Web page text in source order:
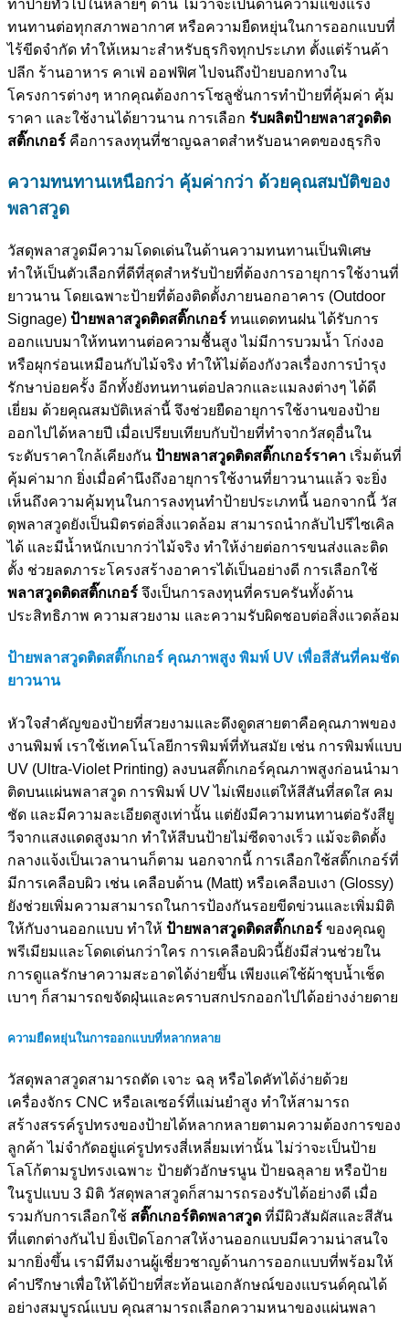
ทำป้ายทั่วไปในหลายๆ ด้าน ไม่ว่าจะเป็นด้านความแข็งแรง
ทนทานต่อทุกสภาพอากาศ หรือความยืดหยุ่นในการออกแบบที่
ไร้ขีดจำกัด ทำให้เหมาะสำหรับธุรกิจทุกประเภท ตั้งแต่ร้านค้า
ปลีก ร้านอาหาร คาเฟ่ ออฟฟิศ ไปจนถึงป้ายบอกทางใน
โครงการต่างๆ หากคุณต้องการโซลูชั่นการทำป้ายที่คุ้มค่า คุ้ม
ราคา และใช้งานได้ยาวนาน การเลือก รับผลิตป้ายพลาสวูดติด
สติ๊กเกอร์ คือการลงทุนที่ชาญฉลาดสำหรับอนาคตของธุรกิจ
ความทนทานเหนือกว่า คุ้มค่ากว่า ด้วยคุณสมบัติของ
พลาสวูด
วัสดุพลาสวูดมีความโดดเด่นในด้านความทนทานเป็นพิเศษ
ทำให้เป็นตัวเลือกที่ดีที่สุดสำหรับป้ายที่ต้องการอายุการใช้งานที่
ยาวนาน โดยเฉพาะป้ายที่ต้องติดตั้งภายนอกอาคาร (Outdoor
Signage) ป้ายพลาสวูดติดสติ๊กเกอร์ ทนแดดทนฝน ได้รับการ
ออกแบบมาให้ทนทานต่อความชื้นสูง ไม่มีการบวมน้ำ โก่งงอ
หรือผุกร่อนเหมือนกับไม้จริง ทำให้ไม่ต้องกังวลเรื่องการบำรุง
รักษาบ่อยครั้ง อีกทั้งยังทนทานต่อปลวกและแมลงต่างๆ ได้ดี
เยี่ยม ด้วยคุณสมบัติเหล่านี้ จึงช่วยยืดอายุการใช้งานของป้าย
ออกไปได้หลายปี เมื่อเปรียบเทียบกับป้ายที่ทำจากวัสดุอื่นใน
ระดับราคาใกล้เคียงกัน ป้ายพลาสวูดติดสติ๊กเกอร์ราคา เริ่มต้นที่
คุ้มค่ามาก ยิ่งเมื่อคำนึงถึงอายุการใช้งานที่ยาวนานแล้ว จะยิ่ง
เห็นถึงความคุ้มทุนในการลงทุนทำป้ายประเภทนี้ นอกจากนี้ วัส
ดุพลาสวูดยังเป็นมิตรต่อสิ่งแวดล้อม สามารถนำกลับไปรีไซเคิล
ได้ และมีน้ำหนักเบากว่าไม้จริง ทำให้ง่ายต่อการขนส่งและติด
ตั้ง ช่วยลดภาระโครงสร้างอาคารได้เป็นอย่างดี การเลือกใช้
พลาสวูดติดสติ๊กเกอร์ จึงเป็นการลงทุนที่ครบครันทั้งด้าน
ประสิทธิภาพ ความสวยงาม และความรับผิดชอบต่อสิ่งแวดล้อม
ป้ายพลาสวูดติดสติ๊กเกอร์ คุณภาพสูง พิมพ์ UV เพื่อสีสันที่คมชัด
ยาวนาน
หัวใจสำคัญของป้ายที่สวยงามและดึงดูดสายตาคือคุณภาพของ
งานพิมพ์ เราใช้เทคโนโลยีการพิมพ์ที่ทันสมัย เช่น การพิมพ์แบบ
UV (Ultra-Violet Printing) ลงบนสติ๊กเกอร์คุณภาพสูงก่อนนำมา
ติดบนแผ่นพลาสวูด การพิมพ์ UV ไม่เพียงแต่ให้สีสันที่สดใส คม
ชัด และมีความละเอียดสูงเท่านั้น แต่ยังมีความทนทานต่อรังสียู
วีจากแสงแดดสูงมาก ทำให้สีบนป้ายไม่ซีดจางเร็ว แม้จะติดตั้ง
กลางแจ้งเป็นเวลานานก็ตาม นอกจากนี้ การเลือกใช้สติ๊กเกอร์ที่
มีการเคลือบผิว เช่น เคลือบด้าน (Matt) หรือเคลือบเงา (Glossy)
ยังช่วยเพิ่มความสามารถในการป้องกันรอยขีดข่วนและเพิ่มมิติ
ให้กับงานออกแบบ ทำให้ ป้ายพลาสวูดติดสติ๊กเกอร์ ของคุณดู
พรีเมียมและโดดเด่นกว่าใคร การเคลือบผิวนี้ยังมีส่วนช่วยใน
การดูแลรักษาความสะอาดได้ง่ายขึ้น เพียงแค่ใช้ผ้าชุบน้ำเช็ด
เบาๆ ก็สามารถขจัดฝุ่นและคราบสกปรกออกไปได้อย่างง่ายดาย
ความยืดหยุ่นในการออกแบบที่หลากหลาย
วัสดุพลาสวูดสามารถตัด เจาะ ฉลุ หรือไดคัทได้ง่ายด้วย
เครื่องจักร CNC หรือเลเซอร์ที่แม่นยำสูง ทำให้สามารถ
สร้างสรรค์รูปทรงของป้ายได้หลากหลายตามความต้องการของ
ลูกค้า ไม่จำกัดอยู่แค่รูปทรงสี่เหลี่ยมเท่านั้น ไม่ว่าจะเป็นป้าย
โลโก้ตามรูปทรงเฉพาะ ป้ายตัวอักษรนูน ป้ายฉลุลาย หรือป้าย
ในรูปแบบ 3 มิติ วัสดุพลาสวูดก็สามารถรองรับได้อย่างดี เมื่อ
รวมกับการเลือกใช้ สติ๊กเกอร์ติดพลาสวูด ที่มีผิวสัมผัสและสีสัน
ที่แตกต่างกันไป ยิ่งเปิดโอกาสให้งานออกแบบมีความน่าสนใจ
มากยิ่งขึ้น เรามีทีมงานผู้เชี่ยวชาญด้านการออกแบบที่พร้อมให้
คำปรึกษาเพื่อให้ได้ป้ายที่สะท้อนเอกลักษณ์ของแบรนด์คุณได้
อย่างสมบูรณ์แบบ คุณสามารถเลือกความหนาของแผ่นพลา